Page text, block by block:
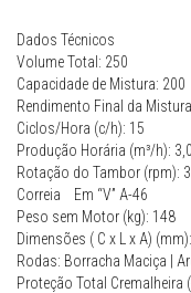
Dados Técnicos
Volume Total: 250
Capacidade de Mistura: 200
Rendimento Final da
Ciclos/Hora (c/h): 15
Produção Horária (m³/h): 3,0
Rotação do Tambor (rpm):
Correia Em “V” A-46
Peso sem Motor (kg): 148
Dimensões ( C x L x A)
Rodas: Borracha Maciça |
Proteção Total